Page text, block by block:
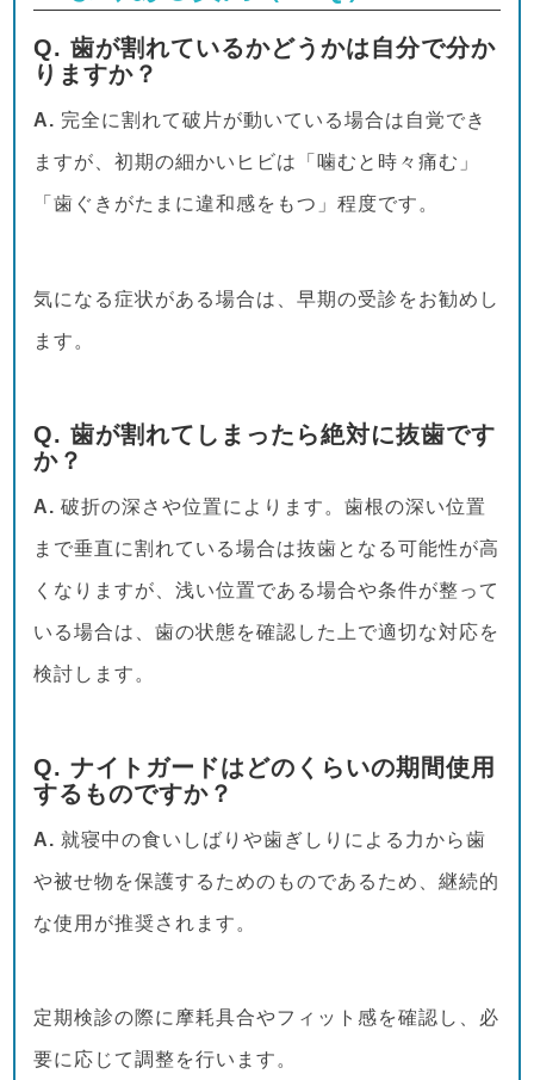
Q. 歯が割れているかどうかは自分で分か
りますか？
A. 完全に割れて破片が動いている場合は自覚でき
ますが、初期の細かいヒビは「噛むと時々痛む」
「歯ぐきがたまに違和感をもつ」程度です。
気になる症状がある場合は、早期の受診をお勧めし
ます。
Q. 歯が割れてしまったら絶対に抜歯です
か？
A. 破折の深さや位置によります。歯根の深い位置
まで垂直に割れている場合は抜歯となる可能性が高
くなりますが、浅い位置である場合や条件が整って
いる場合は、歯の状態を確認した上で適切な対応を
検討します。
Q. ナイトガードはどのくらいの期間使用
するものですか？
A. 就寝中の食いしばりや歯ぎしりによる力から歯
や被せ物を保護するためのものであるため、継続的
な使用が推奨されます。
定期検診の際に摩耗具合やフィット感を確認し、必
要に応じて調整を行います。